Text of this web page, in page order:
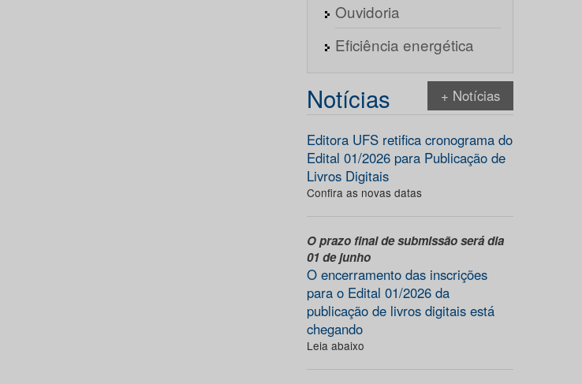
Ouvidoria
Eficiência energética
Notícias + Notícias
Editora UFS retifica cronograma do
Edital 01/2026 para Publicação de
Livros Digitais
Confira as novas datas
O prazo final de submissão será dia
01 de junho
O encerramento das inscrições
para o Edital 01/2026 da
publicação de livros digitais está
chegando
Leia abaixo